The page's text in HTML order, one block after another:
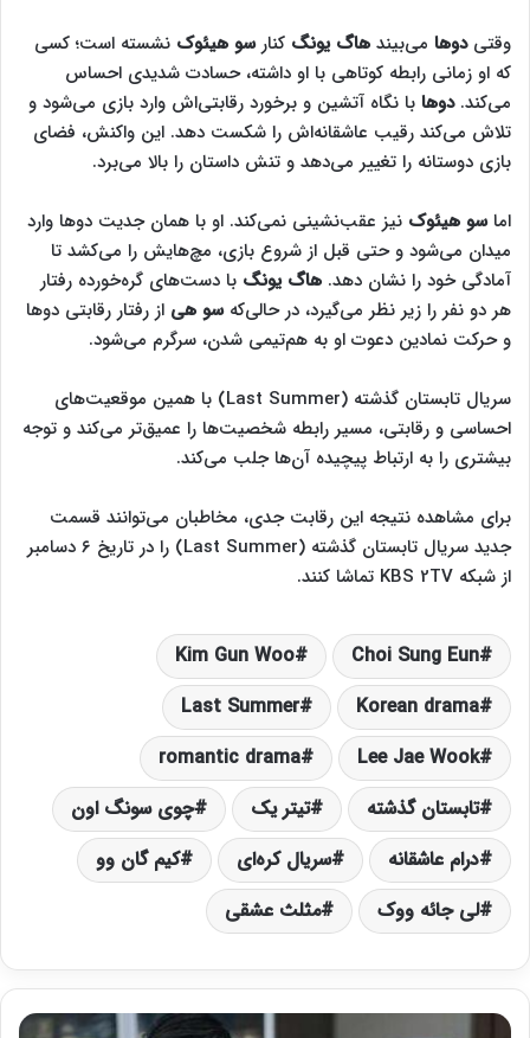
وقتیدوها می‌بیند هاگ یونگ کنارسو هیئوک نشسته است؛ کسی
که او زمانی رابطه کوتاهی با او داشته، حسادت شدیدی احساس
می‌کند.دوها با نگاه آتشین و برخورد رقابتی‌اش وارد بازی می‌شود و
تلاش می‌کند رقیب عاشقانه‌اش را شکست دهد. این واکنش، فضای
بازی دوستانه را تغییر می‌دهد و تنش داستان را بالا می‌برد.
اماسو هیئوک نیز عقب‌نشینی نمی‌کند. او با همان جدیت دوها وارد
میدان می‌شود و حتی قبل از شروع بازی، مچ‌هایش را می‌کشد تا
آمادگی خود را نشان دهد. هاگ یونگ با دست‌های گره‌خورده رفتار
هر دو نفر را زیر نظر می‌گیرد، در حالی‌کهسو هی از رفتار رقابتی دوها
و حرکت نمادین دعوت او به هم‌تیمی شدن، سرگرم می‌شود.
سریال تابستان گذشته (Last Summer) با همین موقعیت‌های
احساسی و رقابتی، مسیر رابطه شخصیت‌ها را عمیق‌تر می‌کند و توجه
بیشتری را به ارتباط پیچیده آن‌ها جلب می‌کند.
برای مشاهده نتیجه این رقابت جدی، مخاطبان می‌توانند قسمت
جدید سریال تابستان گذشته (Last Summer) را در تاریخ ۶ دسامبر
از شبکه KBS 2TV تماشا کنند.
Choi Sung Eun
Kim Gun Woo
Korean drama
Last Summer
Lee Jae Wook
romantic drama
تابستان گذشته
تیتر یک
چوی سونگ اون
درام عاشقانه
سریال کره‌ای
کیم گان وو
لی جائه ووک
مثلث عشقی
س